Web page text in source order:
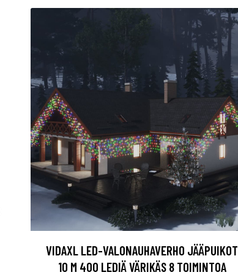
VIDAXL LED-VALONAUHAVERHO JÄÄPUIKOT
10 M 400 LEDIÄ VÄRIKÄS 8 TOIMINTOA